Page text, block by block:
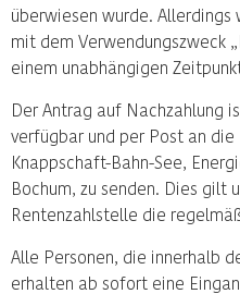
überwiesen wurde. Allerdings
mit dem Verwendungszweck
einem unabhängigen
Der Antrag auf Nachzahlung
verfügbar und per Post an
Knappschaft-Bahn-See,
Bochum, zu senden. Dies gilt
Rentenzahlstelle die
Alle Personen, die innerhalb
erhalten ab sofort eine